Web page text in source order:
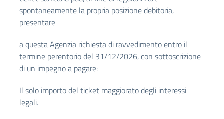
spontaneamente la propria posizione debitoria,
presentare
a questa Agenzia richiesta di ravvedimento entro il
termine perentorio del 31/12/2026, con sottoscrizione
di un impegno a pagare:
Il solo importo del ticket maggiorato degli interessi
legali.